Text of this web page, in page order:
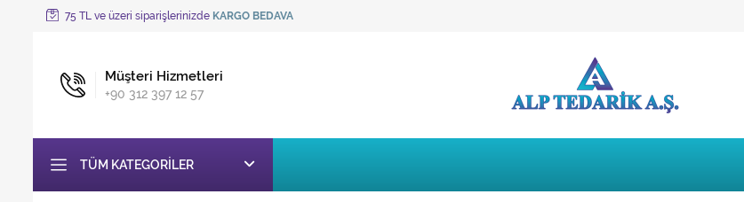
75 TL ve üzeri siparişlerinizde KARGO BEDAVA
Müşteri Hizmetleri
+90 312 397 12 57
TÜM KATEGORILER